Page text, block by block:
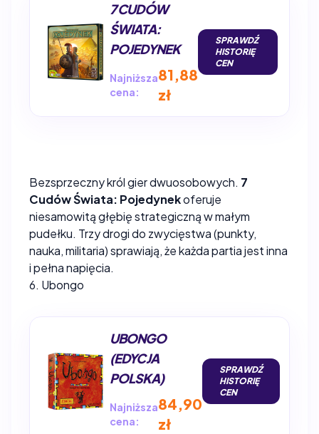
7 CUDÓW
ŚWIATA:
POJEDYNEK
Najniższa
cena:
81,88
zł
SPRAWDŹ
HISTORIĘ
CEN
Bezsprzeczny król gier dwuosobowych. 7
Cudów Świata: Pojedynekoferuje
niesamowitą głębię strategiczną w małym
pudełku. Trzy drogi do zwycięstwa (punkty,
nauka, militaria) sprawiają, że każda partia jest inna
i pełna napięcia.
6. Ubongo
UBONGO
(EDYCJA
POLSKA)
Najniższa
cena:
84,90
zł
SPRAWDŹ
HISTORIĘ
CEN